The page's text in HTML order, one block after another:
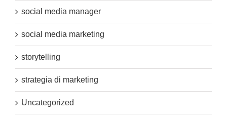
social media manager
social media marketing
storytelling
strategia di marketing
Uncategorized